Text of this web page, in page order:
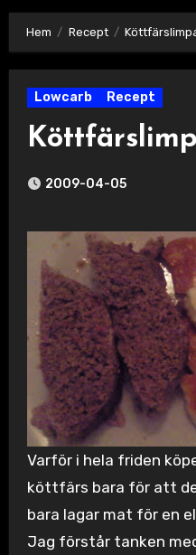
Hem Recept
Lowcarb Recept
2009-04-05
Varför i hela friden
köttfärs bara för att
bara lagar mat för en
Jag förstår tanken